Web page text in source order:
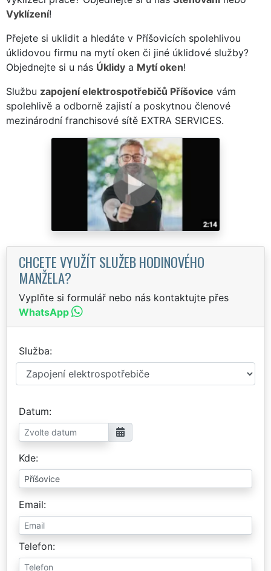
Vyklízení!
Přejete si uklidit a hledáte v Příšovicích spolehlivou
úklidovou firmu na mytí oken či jiné úklidové služby?
Objednejte si u nás Úklidy a Mytí oken!
Službu zapojení elektrospotřebičů Příšovice vám
spolehlivě a odborně zajistí a poskytnou členové
mezinárodní franchisové sítě EXTRA SERVICES.
CHCETE VYUŽÍT SLUŽEB HODINOVÉHO
MANŽELA?
Vyplňte si formulář nebo nás kontaktujte přes
WhatsApp
Služba
Datum
Kde
Email
Telefon